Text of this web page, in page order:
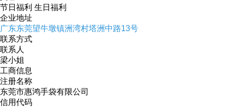
节日福利 生日福利
企业地址
广东东莞望牛墩镇洲湾村塔洲中路13号
联系方式
联系人
梁小姐
工商信息
注册名称
东莞市惠鸿手袋有限公司
信用代码